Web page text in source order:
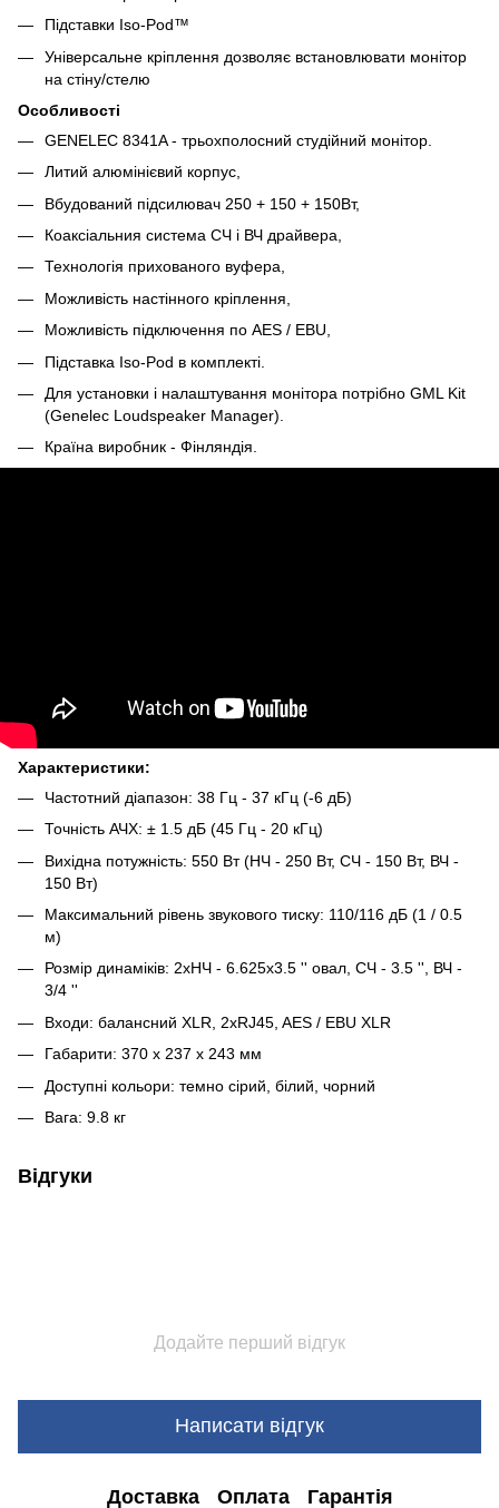
Підставки Iso-Pod™
Універсальне кріплення дозволяє встановлювати монітор
на стіну/стелю
Особливості
GENELEC 8341A - трьохполосний студійний монітор.
Литий алюмінієвий корпус,
Вбудований підсилювач 250 + 150 + 150Вт,
Коаксіальния система СЧ і ВЧ драйвера,
Технологія прихованого вуфера,
Можливість настінного кріплення,
Можливість підключення по AES / EBU,
Підставка Iso-Pod в комплекті.
Для установки і налаштування монітора потрібно GML Kit
(Genelec Loudspeaker Manager).
Країна виробник - Фінляндія.
Характеристики:
Частотний діапазон: 38 Гц - 37 кГц (-6 дБ)
Точність АЧХ: ± 1.5 дБ (45 Гц - 20 кГц)
Вихідна потужність: 550 Вт (НЧ - 250 Вт, СЧ - 150 Вт, ВЧ -
150 Вт)
Максимальний рівень звукового тиску: 110/116 дБ (1 / 0.5
м)
Розмір динаміків: 2хНЧ - 6.625х3.5 '' овал, СЧ - 3.5 '', ВЧ -
3/4 ''
Входи: балансний XLR, 2xRJ45, AES / EBU XLR
Габарити: 370 x 237 x 243 мм
Доступні кольори: темно сірий, білий, чорний
Вага: 9.8 кг
Відгуки
Додайте перший відгук
Написати відгук
Доставка Оплата Гарантія